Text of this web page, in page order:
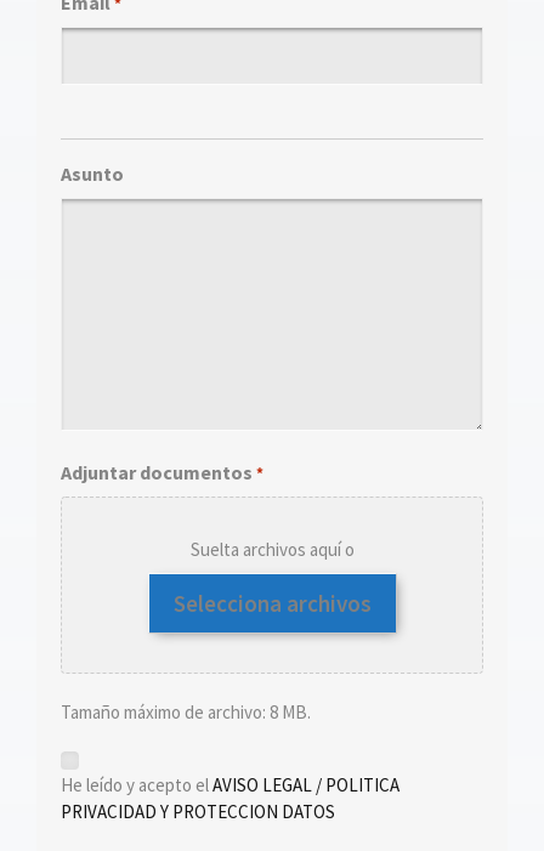
Asunto
Adjuntar documentos *
Suelta archivos aquí o
Selecciona archivos
Tamaño máximo de archivo: 8 MB.
He leído y acepto elAVISO LEGAL / POLITICA
PRIVACIDAD Y PROTECCION DATOS